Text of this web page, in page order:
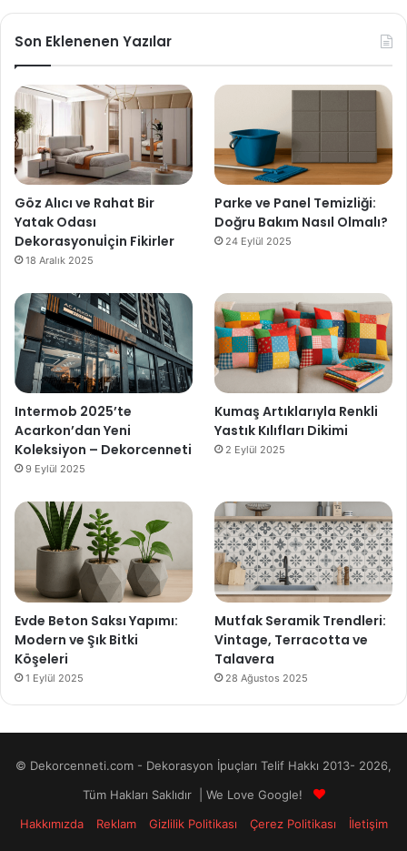
Son Eklenenen Yazılar
Göz Alıcı ve Rahat Bir
Yatak Odası
Dekorasyonuİçin Fikirler
18 Aralık 2025
Parke ve Panel Temizliği:
Doğru Bakım Nasıl Olmalı?
24 Eylül 2025
Intermob 2025’te
Acarkon’dan Yeni
Koleksiyon – Dekorcenneti
9 Eylül 2025
Kumaş Artıklarıyla Renkli
Yastık Kılıfları Dikimi
2 Eylül 2025
Evde Beton Saksı Yapımı:
Modern ve Şık Bitki
Köşeleri
1 Eylül 2025
Mutfak Seramik Trendleri:
Vintage, Terracotta ve
Talavera
28 Ağustos 2025
© Dekorcenneti.com - Dekorasyon İpuçları Telif Hakkı 2013- 2026,
Tüm Hakları Saklıdır | We Love Google!
Hakkımızda
Reklam Gizlilik Politikası Çerez Politikası İletişim